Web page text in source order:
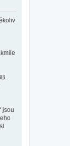
jsou